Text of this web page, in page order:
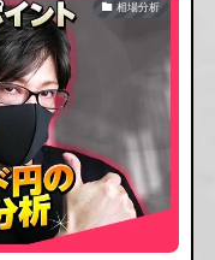
相場分析